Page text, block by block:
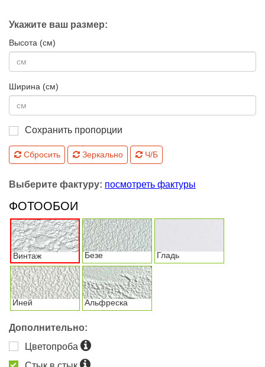
Укажите ваш размер:
Высота (см)
Ширина (см)
Сохранить пропорции
Сбросить Зеркально Ч/Б
Выберите фактуру: посмотреть фактуры
ФОТООБОИ
Винтаж Безе Гладь
Иней Альфреска
Дополнительно:
Цветопроба